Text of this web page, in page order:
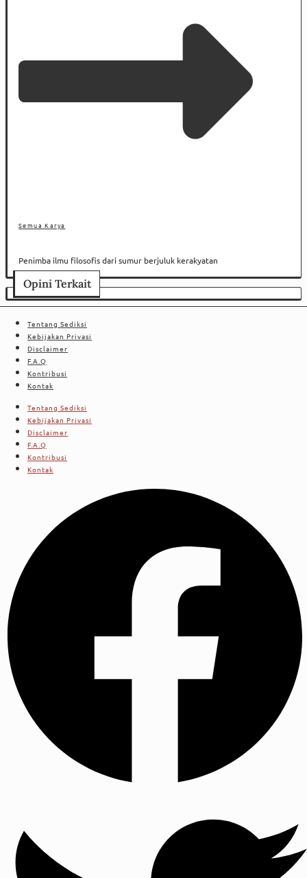
Semua Karya
Penimba ilmu filosofis dari sumur berjuluk kerakyatan
Opini Terkait
Tentang Sediksi
Kebijakan Privasi
Disclaimer
F.A.Q
Kontribusi
Kontak
Tentang Sediksi
Kebijakan Privasi
Disclaimer
F.A.Q
Kontribusi
Kontak